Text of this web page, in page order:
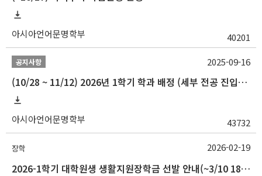
아시아언어문명학부 40201
공지사항
(10/28 ~ 11/12) 2026년 1학기 학과 배정 (세부 전공 진입) 안내
아시아언어문명학부 43732
2025-09-16
장학
2026-1학기 대학원생 생활지원장학금 선발 안내(~3/10 18:00)
2026-02-19